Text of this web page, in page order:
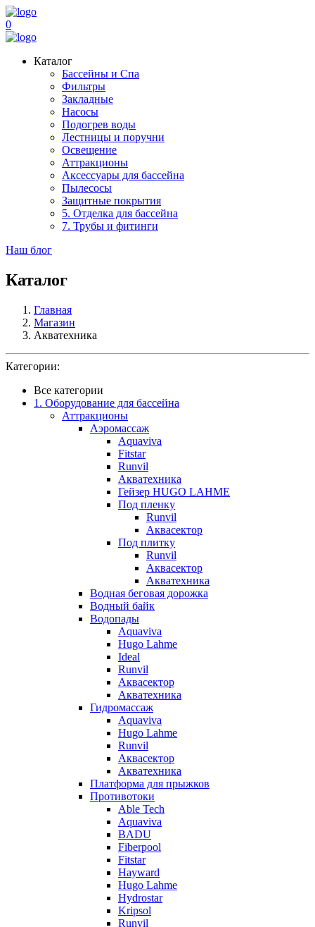
0
Каталог
Бассейны и Спа
Фильтры
Закладные
Насосы
Подогрев воды
Лестницы и поручни
Освещение
Аттракционы
Аксессуары для бассейна
Пылесосы
Защитные покрытия
5. Отделка для бассейна
7. Трубы и фитинги
Наш блог
Каталог
Главная
Магазин
Акватехника
Категории:
Все категории
1. Оборудование для бассейна
Аттракционы
Аэромассаж
Aquaviva
Fitstar
Runvil
Акватехника
Гейзер HUGO LAHME
Под пленку
Runvil
Аквасектор
Под плитку
Runvil
Аквасектор
Акватехника
Водная беговая дорожка
Водный байк
Водопады
Aquaviva
Hugo Lahme
Ideal
Runvil
Аквасектор
Акватехника
Гидромассаж
Aquaviva
Hugo Lahme
Runvil
Аквасектор
Акватехника
Платформа для прыжков
Противотоки
Able Tech
Aquaviva
BADU
Fiberpool
Fitstar
Hayward
Hugo Lahme
Hydrostar
Kripsol
Runvil